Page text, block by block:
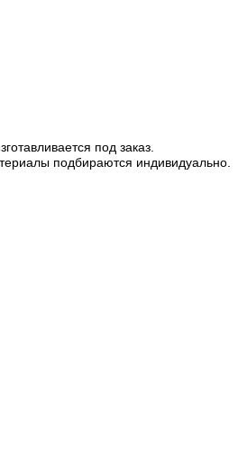
под заказ.
подбираются индивидуально.